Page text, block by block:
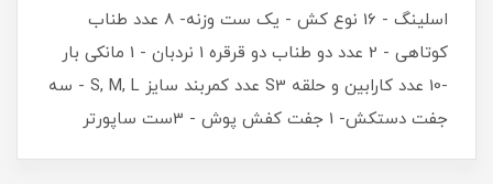
اسلینگ - 16 نوع کش - یک ست وزنه- 8 عدد طناب
کوتاهی - 2 عدد دو طناب دو قرقره 1 نردبان - 1 مانکی بار
-10 عدد کارابین و حلقه S3 عدد کمربند سایز S, M, L - سه
جفت دستکش- 1 جفت کفش پوش - 3ست ساپورتر